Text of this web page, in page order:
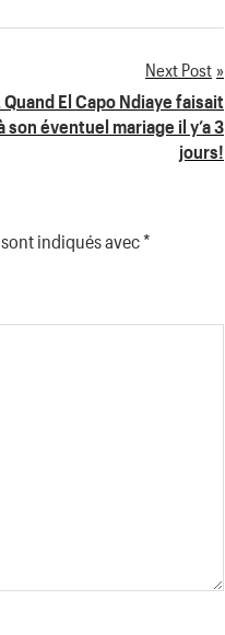
Next Post
Quand El Capo Ndiaye faisait
son éventuel mariage il y’a 3
jours!
indiqués avec*